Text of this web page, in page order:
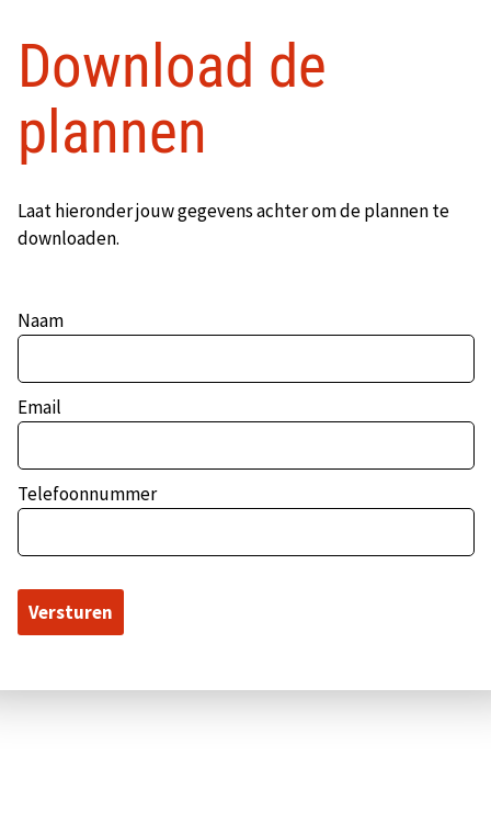
Download de
plannen
Laat hieronder jouw gegevens achter om de plannen te
downloaden.
Naam
Email
Telefoonnummer